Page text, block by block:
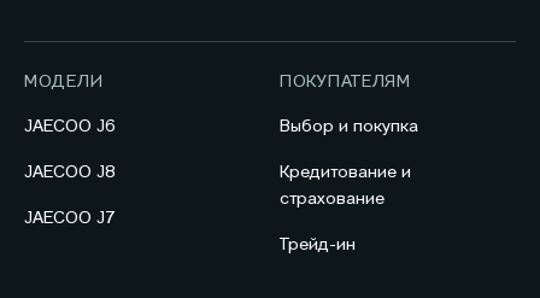
МОДЕЛИ
JAECOO J6
JAECOO J8
JAECOO J7
ПОКУПАТЕЛЯМ
Выбор и покупка
Кредитование и
страхование
Трейд-ин